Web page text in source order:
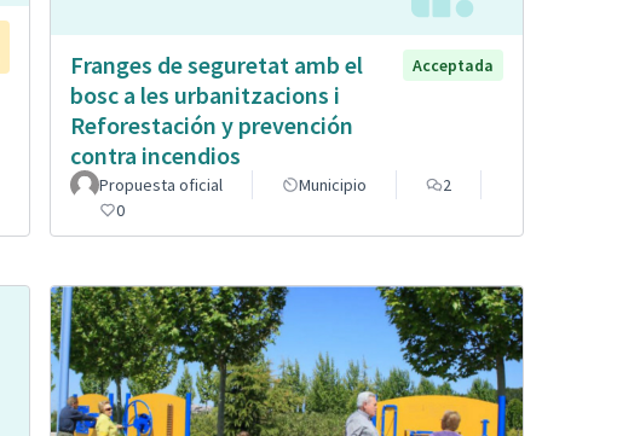
Franges de seguretat amb el
bosc a les urbanitzacions i
Reforestación y prevención
contra incendios
Acceptada
Propuesta oficial Municipio
2
0